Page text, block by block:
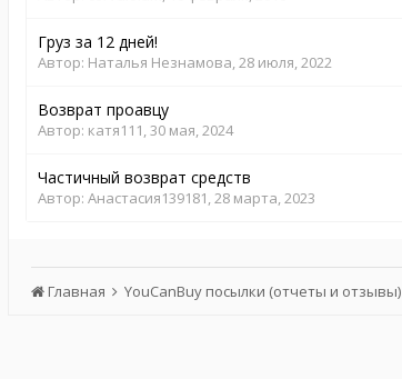
Груз за 12 дней!
Автор: Наталья Незнамова,28 июля, 2022
Возврат проавцу
Автор: катя111,30 мая, 2024
Частичный возврат средств
Автор: Анастасия139181,28 марта, 2023
Главная YouCanBuy посылки (отчеты и отзывы)